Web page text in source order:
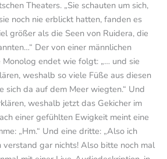
Theaters. „Sie schauten um sich,
noch nie erblickt hatten, fanden es
größer als die Seen von Ruidera, die
Der von einer männlichen
endet wie folgt: „… und sie
weshalb so viele Füße aus diesen
sich da auf dem Meer wiegten.“ Und
weshalb jetzt das Gekicher im
einer gefühlten Ewigkeit meint eine
„Hm.“ Und eine dritte: „Also ich
verstand gar nichts! Also bitte noch mal